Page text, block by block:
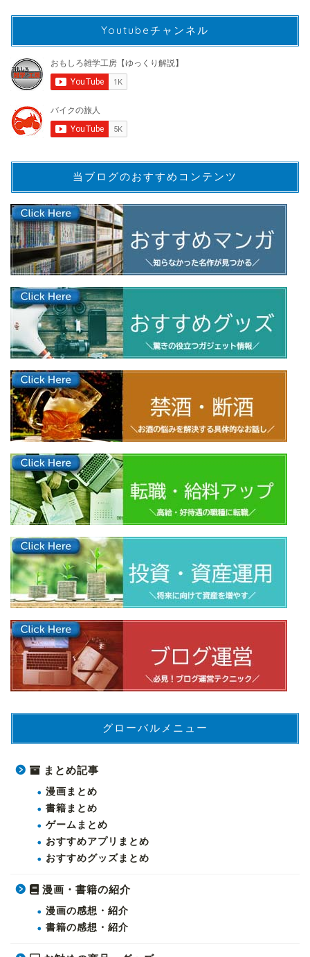
Youtubeチャンネル
当ブログのおすすめコンテンツ
グローバルメニュー
まとめ記事
漫画まとめ
書籍まとめ
ゲームまとめ
おすすめアプリまとめ
おすすめグッズまとめ
漫画・書籍の紹介
漫画の感想・紹介
書籍の感想・紹介